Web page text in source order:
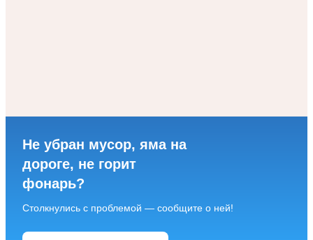
Не убран мусор, яма на
дороге, не горит
фонарь?
Столкнулись с проблемой — сообщите о ней!